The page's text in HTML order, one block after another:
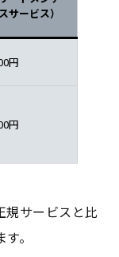
サービス）
円
円
規サービスと比
。